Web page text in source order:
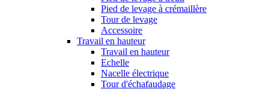
Pied de levage à crémaillère
Tour de levage
Accessoire
Travail en hauteur
Travail en hauteur
Echelle
Nacelle électrique
Tour d'échafaudage